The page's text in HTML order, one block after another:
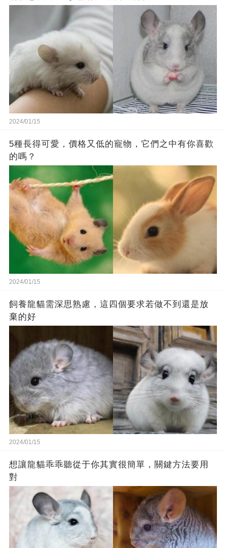
2024/01/15
5種長得可愛，價格又低的寵物，它們之中有你喜歡
的嗎？
2024/01/15
飼養龍貓需深思熟慮，這四個要求若做不到還是放
棄的好
2024/01/15
想讓龍貓乖乖聽從于你其實很簡單，關鍵方法要用
對